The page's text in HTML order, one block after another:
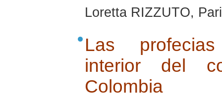
Loretta RIZZUTO,
Las
interior del
Colombia